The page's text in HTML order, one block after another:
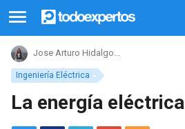
Ingeniería Eléctrica
Jose Arturo Hidalgo...
La energía eléctrica